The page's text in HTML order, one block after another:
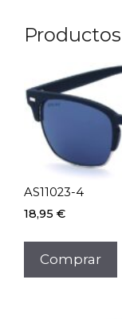
AS11023-4
18,95 €
Comprar